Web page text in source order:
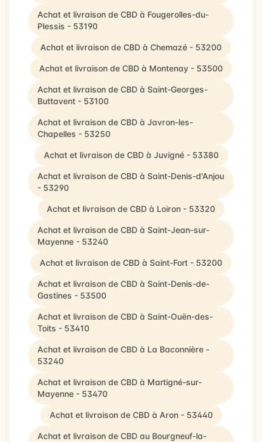
Achat et livraison de CBD à Fougerolles-du-
Plessis - 53190
Achat et livraison de CBD à Chemazé - 53200
Achat et livraison de CBD à Montenay - 53500
Achat et livraison de CBD à Saint-Georges-
Buttavent - 53100
Achat et livraison de CBD à Javron-les-
Chapelles - 53250
Achat et livraison de CBD à Juvigné - 53380
Achat et livraison de CBD à Saint-Denis-d'Anjou
- 53290
Achat et livraison de CBD à Loiron - 53320
Achat et livraison de CBD à Saint-Jean-sur-
Mayenne - 53240
Achat et livraison de CBD à Saint-Fort - 53200
Achat et livraison de CBD à Saint-Denis-de-
Gastines - 53500
Achat et livraison de CBD à Saint-Ouën-des-
Toits - 53410
Achat et livraison de CBD à La Baconnière -
53240
Achat et livraison de CBD à Martigné-sur-
Mayenne - 53470
Achat et livraison de CBD à Aron - 53440
Achat et livraison de CBD au Bourgneuf-la-